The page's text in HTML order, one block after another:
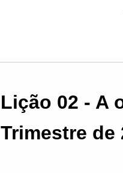
Lição 02 - A
Trimestre de